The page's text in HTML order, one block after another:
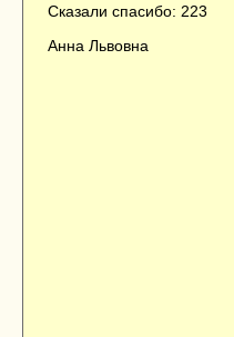
Сказали спасибо: 223
Анна Львовна